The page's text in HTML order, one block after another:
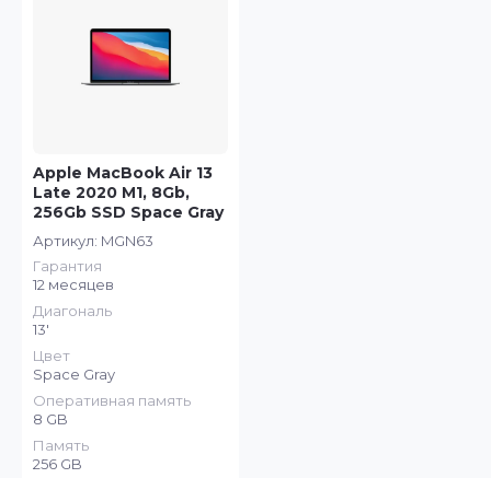
Apple MacBook Air 13
Late 2020 M1, 8Gb,
256Gb SSD Space Gray
Артикул: MGN63
Гарантия
12 месяцев
Диагональ
13'
Цвет
Space Gray
Оперативная память
8 GB
Память
256 GB